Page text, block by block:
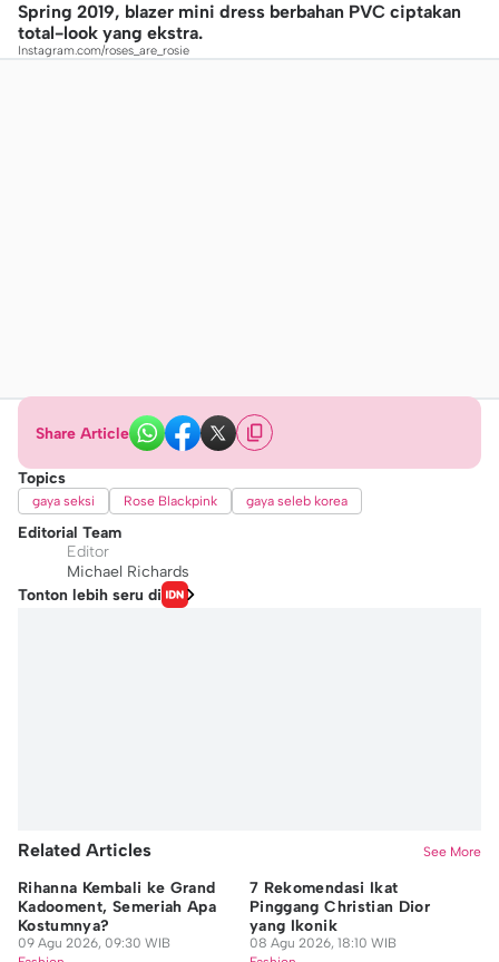
Spring 2019, blazer mini dress berbahan PVC ciptakan
total-look yang ekstra.
Instagram.com/roses_are_rosie
Share Article
Topics
gaya seksi Rose Blackpink gaya seleb korea
Editorial Team
Editor
Michael Richards
Tonton lebih seru di
Related Articles See More
Rihanna Kembali ke Grand
Kadooment, Semeriah Apa
Kostumnya?
09 Agu 2026, 09:30 WIB
7 Rekomendasi Ikat
Pinggang Christian Dior
yang Ikonik
08 Agu 2026, 18:10 WIB